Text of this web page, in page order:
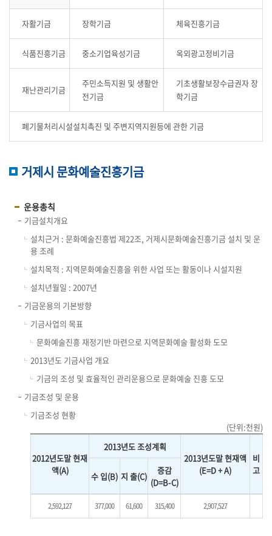
자활기금 장학기금 체육진흥기금
식품진흥기금 중소기업육성기금 옥외광고정비기금
재난관리기금
주민소득지원 및 생활안
전기금
기초생활보장수급권자 장
학기금
폐기물처리시설설치촉진 및 주변지역지원등에 관한 기금
거제시 문화예술진흥기금
운용총칙
기금설치개요
설치근거 : 문화예술진흥법 제22조, 거제시문화예술진흥기금 설치 및 운
용 조례
설치목적 : 지역문화예술진흥을 위한 사업 또는 활동이나 시설지원
설치년월일 : 2007년
기금운용의 기본방향
기금사업의 목표
문화예술진흥 재정기반 마련으로 지역문화예술 활성화 도모
2013년도 기금사업 개요
기금의 조성 및 효율적인 관리운용으로 문화예술 진흥 도모
기금조성 및 운용
기금조성 현황
(단위:천원)
2012년도말 현재
액(A)
2013년도 조성계획
2013년도말 현재액
(E=D + A)
비
고
수 입(B) 지 출(C)
증감
(D=B-C)
2,592,127 377,000 61,600 315,400 2,907,527